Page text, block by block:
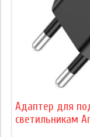
Адаптер для
светильникам